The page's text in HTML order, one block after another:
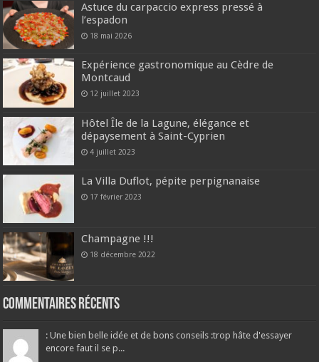
Astuce du carpaccio express pressé à
l’espadon
18 mai 2026
Expérience gastronomique au Cèdre de
Montcaud
12 juillet 2023
Hôtel Île de la Lagune, élégance et
dépaysement à Saint-Cyprien
4 juillet 2023
La Villa Duflot, pépite perpignanaise
17 février 2023
Champagne !!!
18 décembre 2022
Commentaires récents
: Une bien belle idée et de bons conseils :trop hâte d'essayer
encore faut il se p...